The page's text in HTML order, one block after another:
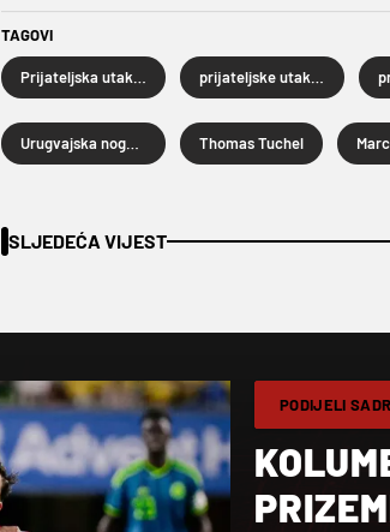
TAGOVI
Prijateljska utakmica prijateljske utakmice
Urugvajska nogometna reprezentacija Thomas Tuchel
SLJEDEĆA VIJEST
PODIJELI